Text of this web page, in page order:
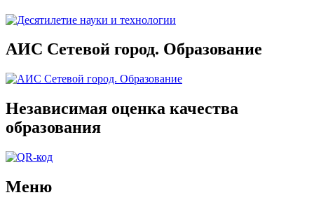
АИС Сетевой город. Образование
Независимая оценка качества
образования
Меню